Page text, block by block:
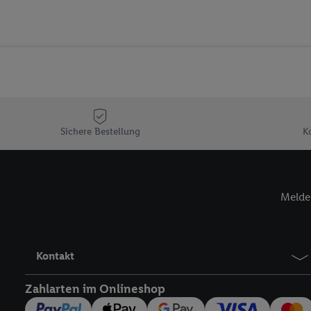
Sichere Bestellung
Kontakt
Zahlarten im Onlineshop
Plus-Konto einloggen,
Verantwortlichkeit mit
können, um Sie in
Hierzu wird von uns
Adresse in
den Lidl-Diensten
Wenn das der Fall ist,
Kundenkonto-
verwenden, um Sie
werden, damit wir
widerrufen - jederzeit